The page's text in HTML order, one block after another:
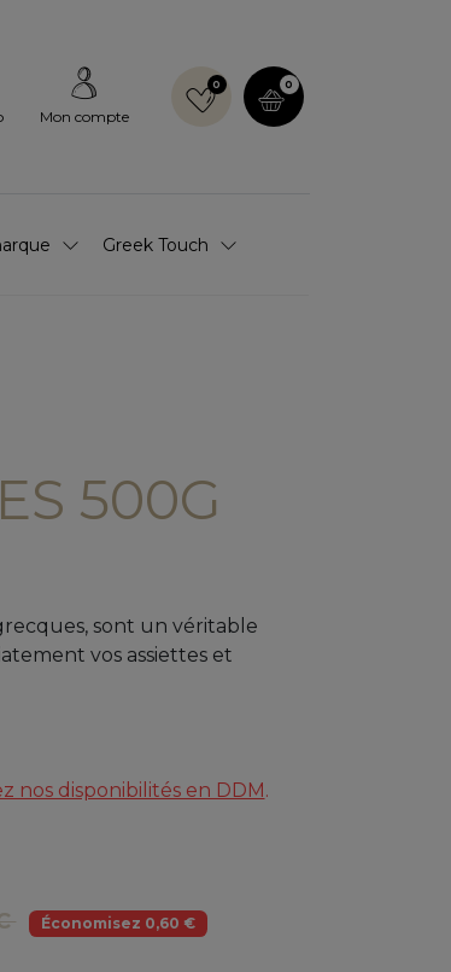
Mon compte
0 0
Greek Touch
500G
sont un véritable
vos assiettes et
nos disponibilités en DDM.
Économisez 0,60 €